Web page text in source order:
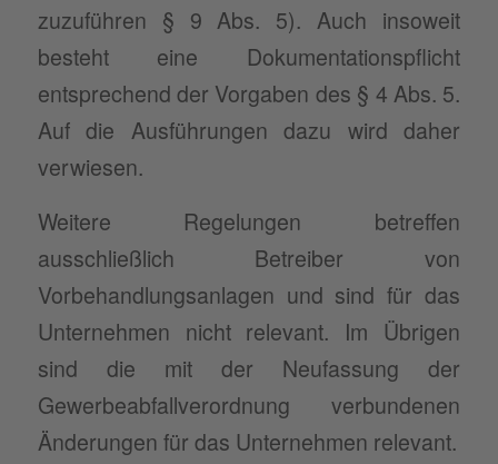
zuzuführen § 9 Abs. 5). Auch insoweit
besteht eine Dokumentationspflicht
entsprechend der Vorgaben des § 4 Abs. 5.
Auf die Ausführungen dazu wird daher
verwiesen.
Weitere Regelungen betreffen
ausschließlich Betreiber von
Vorbehandlungsanlagen und sind für das
Unternehmen nicht relevant. Im Übrigen
sind die mit der Neufassung der
Gewerbeabfallverordnung verbundenen
Änderungen für das Unternehmen relevant.